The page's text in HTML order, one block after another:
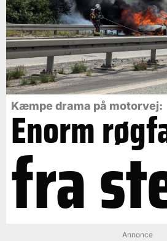
Kæmpe drama på motorvej:
Enorm
fra Annonce